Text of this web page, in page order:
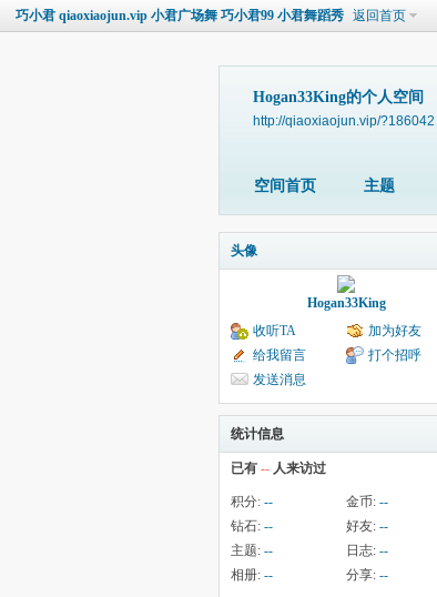
巧小君 qiaoxiaojun.vip 小君广场舞 巧小君99 小君舞蹈秀 返回首页
Hogan33King的个人空间
http://qiaoxiaojun.vip/?186042
空间首页 主题
头像
Hogan33King
收听TA
加为好友
给我留言
打个招呼
发送消息
统计信息
已有 -- 人来访过
积分: -- 金币: --
钻石: -- 好友: --
主题: -- 日志: --
相册: -- 分享: --